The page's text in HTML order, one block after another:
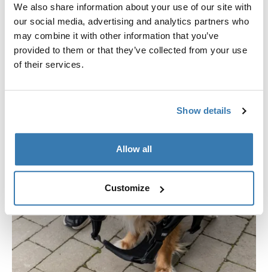
We also share information about your use of our site with
our social media, advertising and analytics partners who
may combine it with other information that you’ve
provided to them or that they’ve collected from your use
of their services.
Show details
Allow all
Customize